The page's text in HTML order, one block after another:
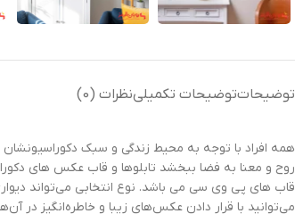
توضیحاتتوضیحات تکمیلینظرات (0)
همه افراد با توجه به محیط زندگی و سبک دکوراسیونشان
روح و معنا به فضا ببخشد تابلوها و قاب عکس های
می‌توانید با قرار دادن عکس‌های زیبا و خاطره‌انگیز در آن‌ها، به دیوارهای اتاق